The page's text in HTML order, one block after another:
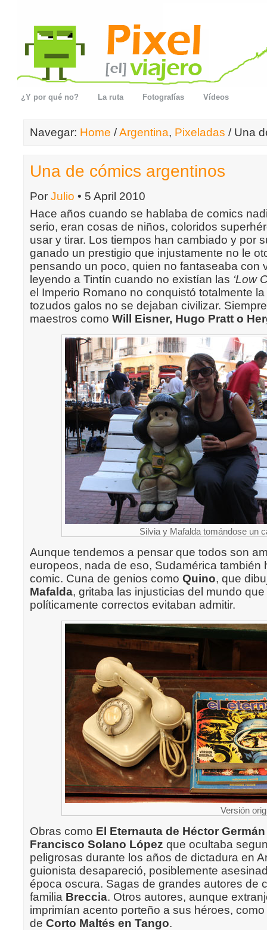
¿Y por qué no? La ruta Fotografías Vídeos
Navegar: Home /Argentina, Pixeladas / Una
Una de cómics argentinos
Por Julio • 5 April 2010
Hace años cuando se hablaba de comics
serio, eran cosas de niños, coloridos
usar y tirar. Los tiempos han cambiado y por
ganado un prestigio que injustamente no le
pensando un poco, quien no fantaseaba con
leyendo a Tintín cuando no existían las ‘Low
el Imperio Romano no conquistó totalmente
tozudos galos no se dejaban civilizar.
maestros como Will Eisner, Hugo Pratt o
Silvia y Mafalda tomándose un
Aunque tendemos a pensar que todos son
europeos, nada de eso, Sudamérica también
comic. Cuna de genios como Quino, que
Mafalda, gritaba las injusticias del mundo
políticamente correctos evitaban admitir.
Versión
Obras como El Eternauta de Héctor
Francisco Solano López que ocultaba
peligrosas durante los años de dictadura en
guionista desapareció, posiblemente
época oscura. Sagas de grandes autores de
familia Breccia. Otros autores, aunque
imprimían acento porteño a sus héroes,
de Corto Maltés en Tango.